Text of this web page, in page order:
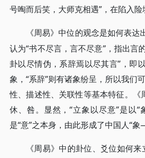
号啕而后笑，大师克相遇”，在陷入
《周易》中位的观念是如何表达
认为“书不尽言，言不尽意”，指出言
卦以尽情伪，系辞焉以尽其言”，即
象，“系辞”则有诸象纷呈，所以我们
性、描述性、关联性等基本特征。《
休、咎。显然，“立象以尽意”是以“
是“意”之本身，由此形成了中国人“
《周易》中的卦位、爻位如何